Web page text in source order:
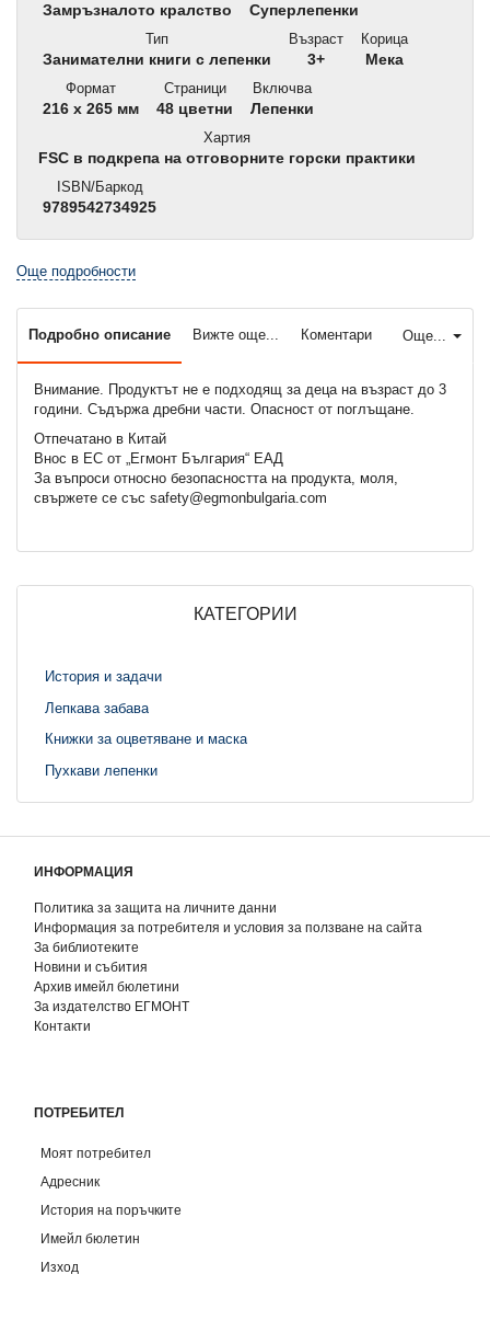
Замръзналото кралство
Суперлепенки
Тип
Занимателни книги с лепенки
Възраст
3+
Корица
Мека
Формат
216 x 265 мм
Страници
48 цветни
Включва
Лепенки
Хартия
FSC в подкрепа на отговорните горски практики
ISBN/Баркод
9789542734925
Още подробности
Още...
Подробно описание Вижте още... Коментари
Внимание. Продуктът не е подходящ за деца на възраст до 3
години. Съдържа дребни части. Опасност от поглъщане.
Отпечатано в Китай
Внос в ЕС от „Егмонт България“ ЕАД
За въпроси относно безопасността на продукта, моля,
свържете се със safety@egmonbulgaria.com
КАТЕГОРИИ
История и задачи
Лепкава забава
Книжки за оцветяване и маска
Пухкави лепенки
ИНФОРМАЦИЯ
Политика за защита на личните данни
Информация за потребителя и условия за ползване на сайта
За библиотеките
Новини и събития
Архив имейл бюлетини
За издателство ЕГМОНТ
Контакти
ПОТРЕБИТЕЛ
Моят потребител
Адресник
История на поръчките
Имейл бюлетин
Изход